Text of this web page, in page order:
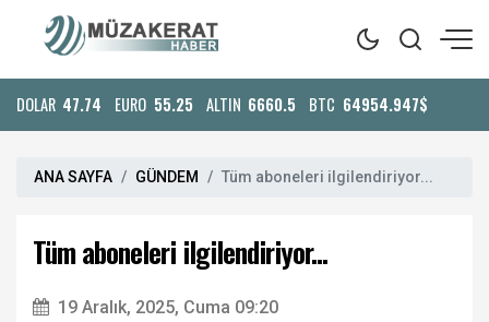
DOLAR 47.74 EURO 55.25 ALTIN 6660.5 BTC 64954.947$
ANA SAYFA GÜNDEM Tüm aboneleri ilgilendiriyor...
Tüm aboneleri ilgilendiriyor...
19 Aralık, 2025, Cuma 09:20